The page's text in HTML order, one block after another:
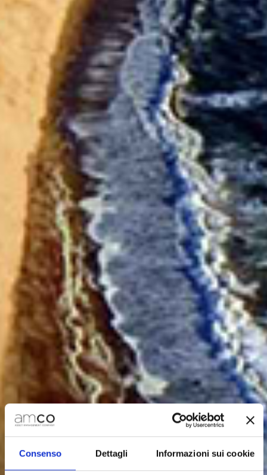
Consenso Dettagli Informazioni sui cookie